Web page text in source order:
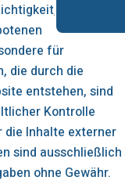
für
die durch die
entstehen, sind
Kontrolle
Inhalte externer
sind ausschließlich
ohne Gewähr.